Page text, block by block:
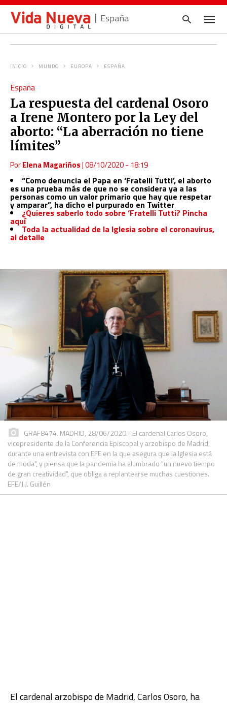
España
y
INICIO MUNDO EUROPA ESPAÑA
España
La respuesta del cardenal Osoro
a Irene Montero por la Ley del
aborto: “La aberración no tiene
límites”
PorElena Magariños|08/10/2020 - 18:19
“Como denuncia el Papa en ‘Fratelli Tutti’, el aborto
es una prueba más de que no se considera ya a las
personas como un valor primario que hay que respetar
y amparar”, ha dicho el purpurado en Twitter
¿Quieres saberlo todo sobre ‘Fratelli Tutti? Pincha
aquí
Toda la actualidad de la Iglesia sobre el coronavirus,
al detalle
GRAF8474. MADRID, 28/06/2020.- El cardenal Carlos Osoro,
vicepresidente de la Conferencia Episcopal y arzobispo de Madrid,
durante una entrevista con EFE en la que asegura que la Iglesia está
de moda", y piensa que la pandemia ha alumbrado "un nuevo tiempo
de gran creatividad", que obliga a replantearse muchas cuestiones.
EFE/J.J. Guillén
El cardenal arzobispo de Madrid, Carlos Osoro, ha